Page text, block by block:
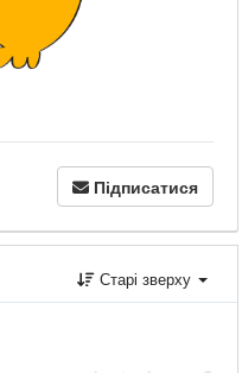
Підписатися
Старі зверху